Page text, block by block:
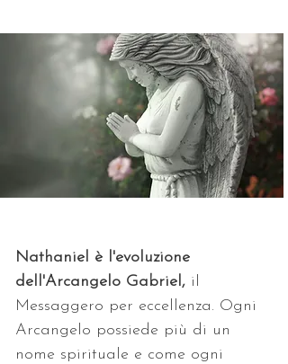
Nathaniel è l'evoluzione
dell'Arcangelo Gabriel, il
Messaggero per eccellenza. Ogni
Arcangelo possiede più di un
nome spirituale e come ogni